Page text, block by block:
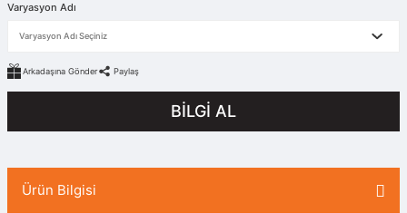
Varyasyon Adı
Arkadaşına Gönder Paylaş
BİLGİ AL
Ürün Bilgisi